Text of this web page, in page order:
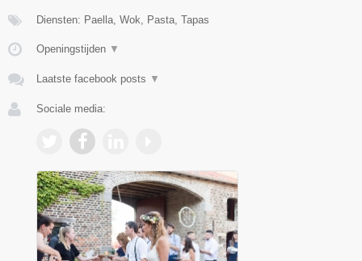
Diensten: Paella, Wok, Pasta, Tapas
Openingstijden ▼
Laatste facebook posts ▼
Sociale media: